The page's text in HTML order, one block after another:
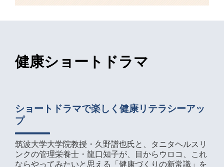
健康ショートドラマ
ショートドラマで楽しく健康リテラシーアッ
プ
筑波大学大学院教授・久野譜也氏と、タニタヘルスリ
ンクの管理栄養士・龍口知子が、目からウロコ、これ
ならやってみたいと思える「健康づくりの新常識」を